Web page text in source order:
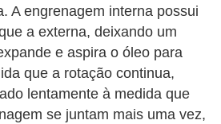
A engrenagem interna possui
a externa, deixando um
e aspira o óleo para
que a rotação continua,
lentamente à medida que
se juntam mais uma vez,